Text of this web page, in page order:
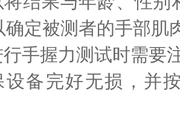
确定被测者的手部
行手握力测试时需要
设备完好无损，并